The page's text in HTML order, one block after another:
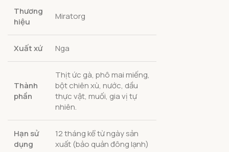
Thương
hiệu
Miratorg
Xuất xứ Nga
Thành
phần
Thịt ức gà, phô mai miếng,
bột chiên xù, nước, dầu
thực vật, muối, gia vị tự
nhiên.
Hạn sử
dụng
12 tháng kể từ ngày sản
xuất (bảo quản đông lạnh)